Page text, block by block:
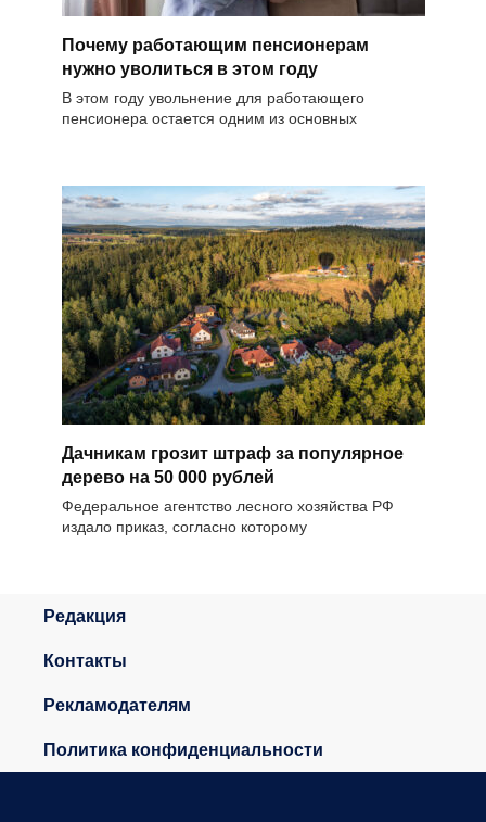
Почему работающим пенсионерам
нужно уволиться в этом году
В этом году увольнение для работающего
пенсионера остается одним из основных
Дачникам грозит штраф за популярное
дерево на 50 000 рублей
Федеральное агентство лесного хозяйства РФ
издало приказ, согласно которому
Редакция
Контакты
Рекламодателям
Политика конфиденциальности